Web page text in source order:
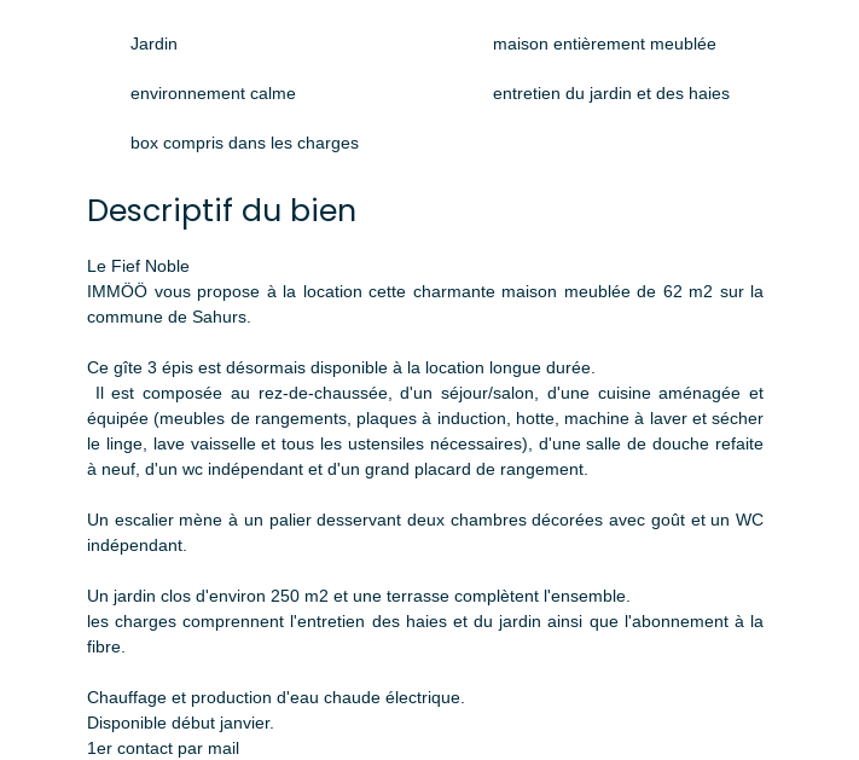
Jardin maison entièrement meublée
environnement calme entretien du jardin et des haies
box compris dans les charges
Descriptif du bien
Le Fief Noble
IMMÖÖ vous propose à la location cette charmante maison meublée de 62 m2 sur la
commune de Sahurs.
Ce gîte 3 épis est désormais disponible à la location longue durée.
Il est composée au rez-de-chaussée, d'un séjour/salon, d'une cuisine aménagée et
équipée (meubles de rangements, plaques à induction, hotte, machine à laver et sécher
le linge, lave vaisselle et tous les ustensiles nécessaires), d'une salle de douche refaite
à neuf, d'un wc indépendant et d'un grand placard de rangement.
Un escalier mène à un palier desservant deux chambres décorées avec goût et un WC
indépendant.
Un jardin clos d'environ 250 m2 et une terrasse complètent l'ensemble.
les charges comprennent l'entretien des haies et du jardin ainsi que l'abonnement à la
fibre.
Chauffage et production d'eau chaude électrique.
Disponible début janvier.
1er contact par mail